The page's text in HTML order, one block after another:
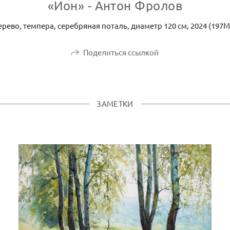
«Ион» - Антон Фролов
темпера, серебряная поталь, диаметр 120 см, 2024
Поделиться ссылкой
ЗАМЕТКИ